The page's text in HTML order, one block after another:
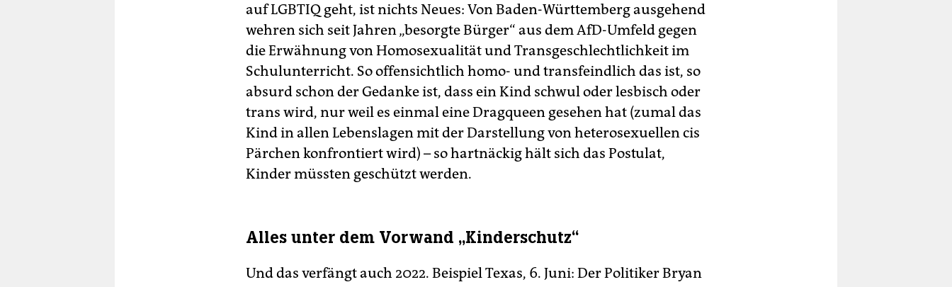
auf LGBTIQ geht, ist nichts Neues: Von Baden-Württemberg ausgehend
wehren sich seit Jahren „besorgte Bürger“ aus dem AfD-Umfeld gegen
die Erwähnung von Homosexualität und Transgeschlechtlichkeit im
Schulunterricht. So offensichtlich homo- und transfeindlich das ist, so
absurd schon der Gedanke ist, dass ein Kind schwul oder lesbisch oder
trans wird, nur weil es einmal eine Dragqueen gesehen hat (zumal das
Kind in allen Lebenslagen mit der Darstellung von heterosexuellen cis
Pärchen konfrontiert wird) – so hartnäckig hält sich das Postulat,
Kinder müssten geschützt werden.
Alles unter dem Vorwand „Kinderschutz“
Und das verfängt auch 2022. Beispiel Texas, 6. Juni: Der Politiker Bryan